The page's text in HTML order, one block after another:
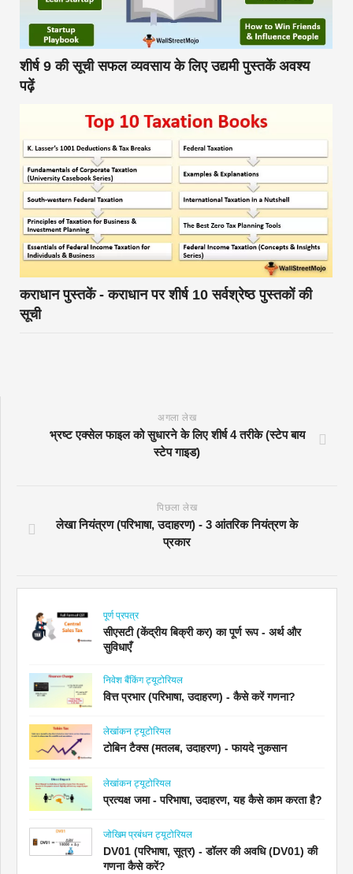
शीर्ष 9 की सूची सफल व्यवसाय के लिए उद्यमी पुस्तकें अवश्य
पढ़ें
कराधान पुस्तकें - कराधान पर शीर्ष 10 सर्वश्रेष्ठ पुस्तकों की
सूची
अगला लेख
भ्रष्ट एक्सेल फाइल को सुधारने के लिए शीर्ष 4 तरीके (स्टेप बाय
स्टेप गाइड)
पिछला लेख
लेखा नियंत्रण (परिभाषा, उदाहरण) - 3 आंतरिक नियंत्रण के
प्रकार
पूर्ण प्रपत्र
सीएसटी (केंद्रीय बिक्री कर) का पूर्ण रूप - अर्थ और
सुविधाएँ
निवेश बैंकिंग ट्यूटोरियल
वित्त प्रभार (परिभाषा, उदाहरण) - कैसे करें गणना?
लेखांकन ट्यूटोरियल
टोबिन टैक्स (मतलब, उदाहरण) - फायदे नुकसान
लेखांकन ट्यूटोरियल
प्रत्यक्ष जमा - परिभाषा, उदाहरण, यह कैसे काम करता है?
जोखिम प्रबंधन ट्यूटोरियल
DV01 (परिभाषा, सूत्र) - डॉलर की अवधि (DV01) की
गणना कैसे करें?